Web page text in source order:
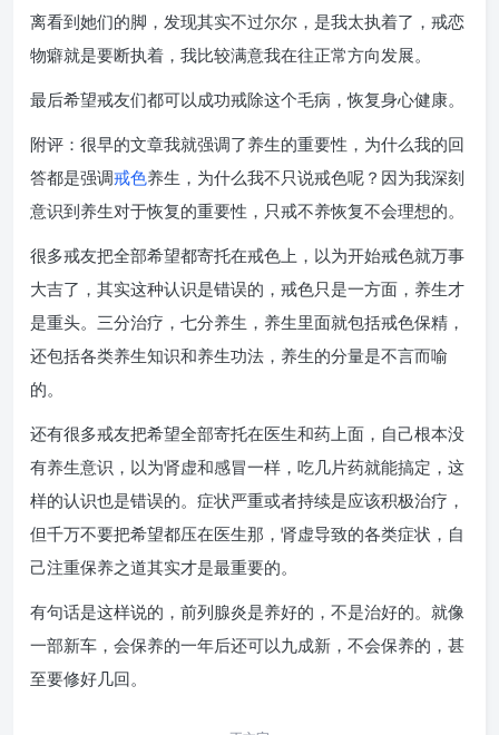
离看到她们的脚，发现其实不过尔尔，是我太执着了，戒恋
物癖就是要断执着，我比较满意我在往正常方向发展。
最后希望戒友们都可以成功戒除这个毛病，恢复身心健康。
附评：很早的文章我就强调了养生的重要性，为什么我的回
答都是强调戒色养生，为什么我不只说戒色呢？因为我深刻
意识到养生对于恢复的重要性，只戒不养恢复不会理想的。
很多戒友把全部希望都寄托在戒色上，以为开始戒色就万事
大吉了，其实这种认识是错误的，戒色只是一方面，养生才
是重头。三分治疗，七分养生，养生里面就包括戒色保精，
还包括各类养生知识和养生功法，养生的分量是不言而喻
的。
还有很多戒友把希望全部寄托在医生和药上面，自己根本没
有养生意识，以为肾虚和感冒一样，吃几片药就能搞定，这
样的认识也是错误的。症状严重或者持续是应该积极治疗，
但千万不要把希望都压在医生那，肾虚导致的各类症状，自
己注重保养之道其实才是最重要的。
有句话是这样说的，前列腺炎是养好的，不是治好的。就像
一部新车，会保养的一年后还可以九成新，不会保养的，甚
至要修好几回。